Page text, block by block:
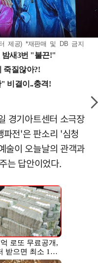
제공) *재판매 및 DB 금지
경기아트센터 소극장
전'은 판소리 '심청
술이 오늘날의 관객과
는 답안이었다.